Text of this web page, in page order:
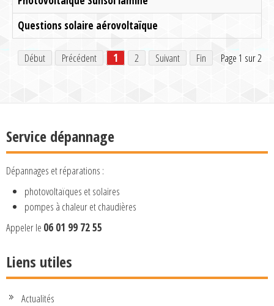
Questions solaire aérovoltaïque
Page 1 sur 2
Début Précédent 1 2 Suivant Fin
Service dépannage
Dépannages et réparations :
photovoltaïques et solaires
pompes à chaleur et chaudières
Appeler le 06 01 99 72 55
Liens utiles
Actualités